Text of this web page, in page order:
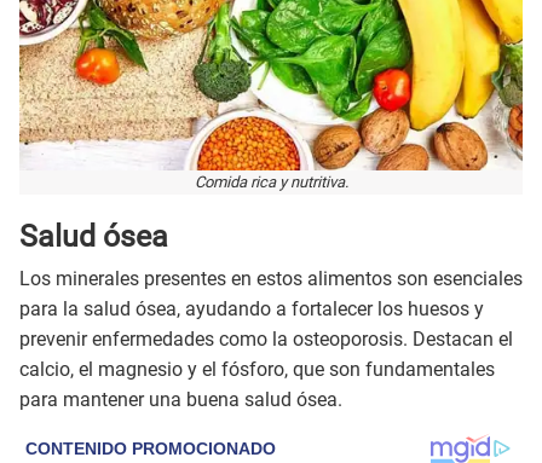
Comida rica y nutritiva.
Salud ósea
Los minerales presentes en estos alimentos son esenciales
para la salud ósea, ayudando a fortalecer los huesos y
prevenir enfermedades como la osteoporosis. Destacan el
calcio, el magnesio y el fósforo, que son fundamentales
para mantener una buena salud ósea.